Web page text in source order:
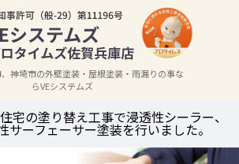
神埼市の外壁塗装・屋根塗装・雨漏りの事な
らVEシステムズ
宅の塗り替え工事で浸透性シーラー、
サーフェーサー塗装を行いました。